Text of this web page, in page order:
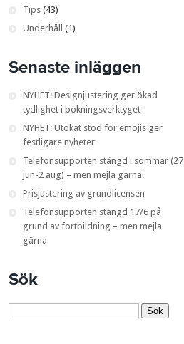
Tips (43)
Underhåll
(1)
Senaste inläggen
NYHET: Designjustering ger ökad
tydlighet i bokningsverktyget
NYHET: Utökat stöd för emojis ger
festligare nyheter
Telefonsupporten stängd i sommar (27
jun-2 aug) – men mejla gärna!
Prisjustering av grundlicensen
Telefonsupporten stängd 17/6 på
grund av fortbildning – men mejla
gärna
Sök
Sök
efter: